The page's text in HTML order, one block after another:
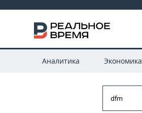
Аналитика Экономика